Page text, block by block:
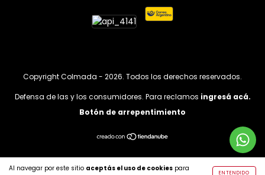
Al navegar por este sitio aceptás el uso de cookies para
ENTENDIDO
Copyright Colmada - 2026. Todos los derechos reservados.
Defensa de las y los consumidores. Para reclamos ingresá acá.
Botón de arrepentimiento